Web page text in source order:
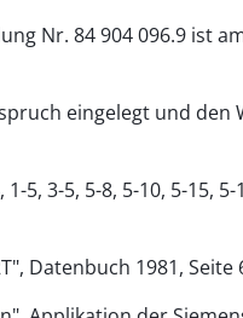
Nr. 84 904 096.9 ist
eingelegt und
3-5, 5-8, 5-10, 5-15,
Datenbuch 1981, Seite